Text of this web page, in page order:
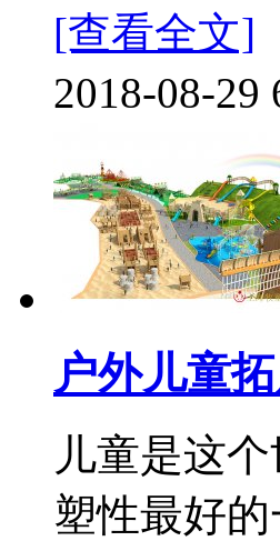
[查看全文]
2018-08-29
户外儿童
儿童是这
塑性最好